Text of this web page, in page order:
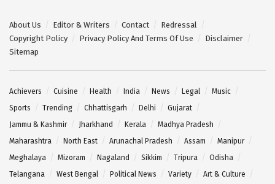
About Us Editor & Writers Contact
Redressal
Copyright Policy
Privacy Policy And Terms Of Use
Disclaimer
Sitemap
Achievers Cuisine Health India News Legal
Music
Sports
Trending Chhattisgarh Delhi
Gujarat
Jammu & Kashmir
Jharkhand Kerala
Madhya Pradesh
Maharashtra
North East Arunachal Pradesh Assam
Manipur
Meghalaya
Mizoram Nagaland Sikkim Tripura
Odisha
Telangana
West Bengal Political News Variety
Art & Culture